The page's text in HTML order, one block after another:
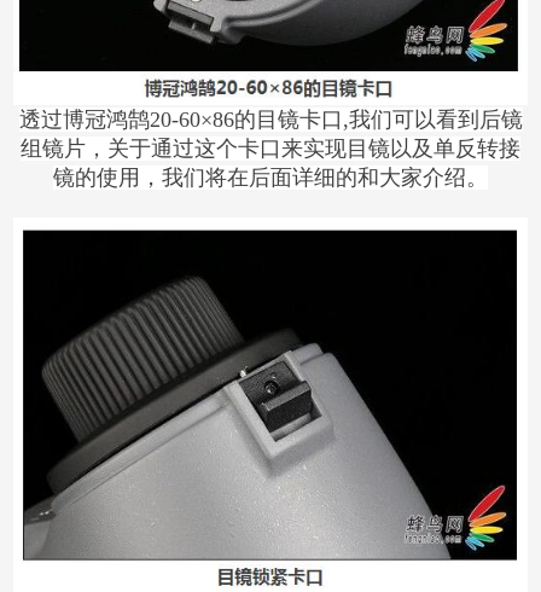
透过博冠鸿鹄20-60×86的目镜卡口,我们可以看到后镜
组镜片，关于通过这个卡口来实现目镜以及单反转接
镜的使用，我们将在后面详细的和大家介绍。